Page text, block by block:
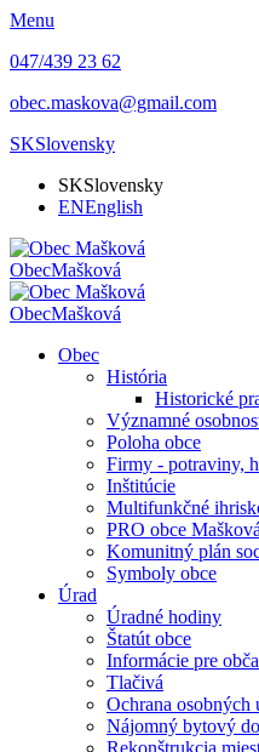
Menu
047/439 23 62
obec.maskova@gmail.com
SKSlovensky
SKSlovensky
ENEnglish
ObecMašková
ObecMašková
Obec
História
Historické
Významné
Poloha obce
Firmy - potraviny,
Inštitúcie
Multifunkčné
PRO obce Mašková
Komunitný plán
Symboly obce
Úrad
Úradné hodiny
Štatút obce
Informácie pre
Tlačivá
Ochrana osobných
Nájomný bytový
Rekonštrukcia